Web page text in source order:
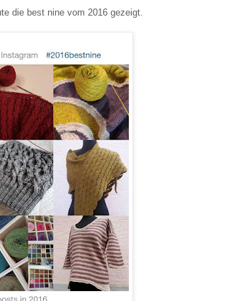
die best nine vom 2016 gezeigt.